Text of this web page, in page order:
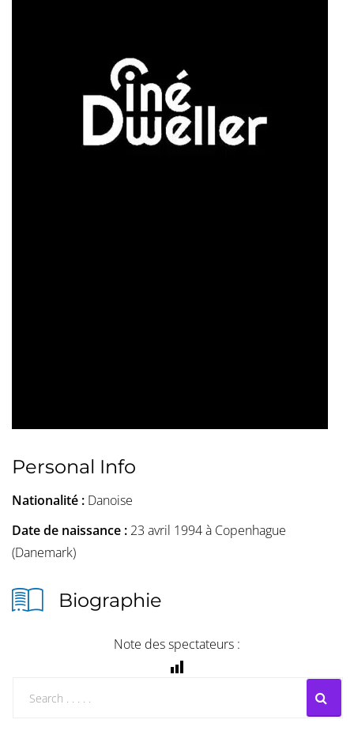
Personal Info
Nationalité : Danoise
Date de naissance : 23 avril 1994 à Copenhague
(Danemark)
Biographie
Note des spectateurs :